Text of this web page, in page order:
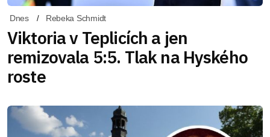
Dnes Rebeka Schmidt
Viktoria v Teplicích a jen
remizovala 5:5. Tlak na Hyského
roste